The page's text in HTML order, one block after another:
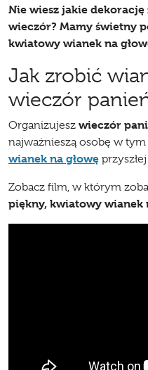
Nie wiesz jakie dekorację
wieczór? Mamy świetny
kwiatowy wianek na
Jak zrobić
wieczór
Organizujesz wieczór
najważnieszą osobę w
wianek na głowę
Zobacz film, w którym
piękny, kwiatowy wianek